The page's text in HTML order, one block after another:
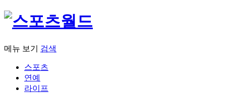
메뉴 보기 검색
스포츠
연예
라이프